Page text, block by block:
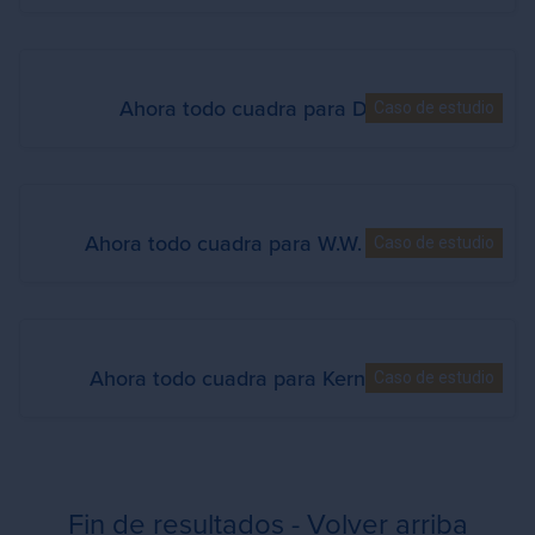
Caso de estudio
Ahora todo cuadra para Damm
Caso de estudio
Ahora todo cuadra para W.W. Grainger
Caso de estudio
Ahora todo cuadra para Kern Pharma
Fin de resultados - Volver arriba